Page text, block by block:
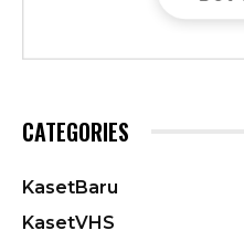
CATEGORIES
KasetBaru
KasetVHS